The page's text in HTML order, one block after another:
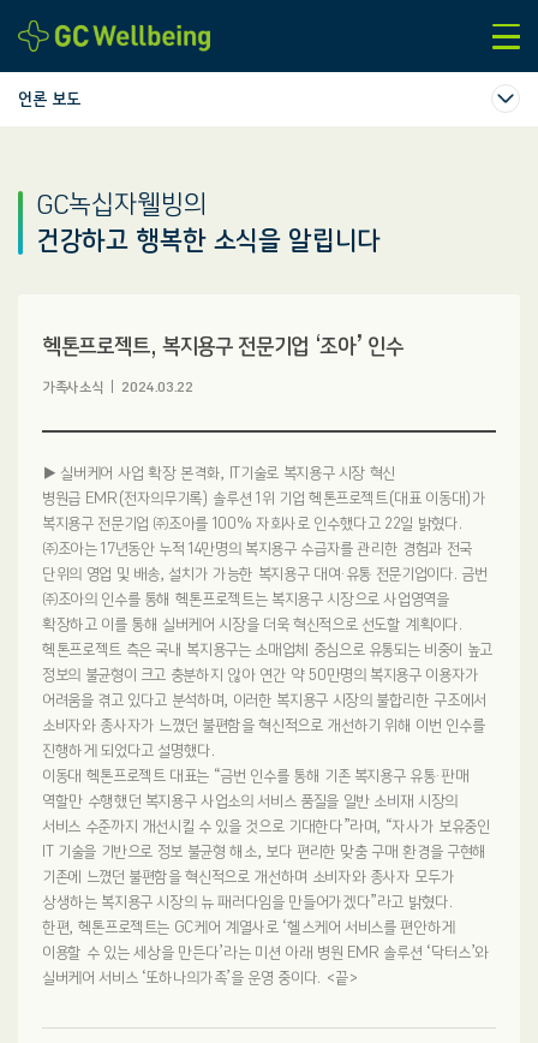
언론 보도
GC녹십자웰빙의
건강하고 행복한 소식을 알립니다
헥톤프로젝트, 복지용구 전문기업 ‘조아’ 인수
가족사소식 2024.03.22
▶ 실버케어 사업 확장 본격화, IT기술로 복지용구 시장 혁신
병원급 EMR(전자의무기록) 솔루션 1위 기업 헥톤프로젝트(대표 이동대)가
복지용구 전문기업 ㈜조아를 100% 자회사로 인수했다고 22일 밝혔다.
㈜조아는 17년동안 누적 14만명의 복지용구 수급자를 관리한 경험과 전국
단위의 영업 및 배송, 설치가 가능한 복지용구 대여·유통 전문기업이다. 금번
㈜조아의 인수를 통해 헥톤프로젝트는 복지용구 시장으로 사업영역을
확장하고 이를 통해 실버케어 시장을 더욱 혁신적으로 선도할 계획이다.
헥톤프로젝트 측은 국내 복지용구는 소매업체 중심으로 유통되는 비중이 높고
정보의 불균형이 크고 충분하지 않아 연간 약 50만명의 복지용구 이용자가
어려움을 겪고 있다고 분석하며, 이러한 복지용구 시장의 불합리한 구조에서
소비자와 종사자가 느꼈던 불편함을 혁신적으로 개선하기 위해 이번 인수를
진행하게 되었다고 설명했다.
이동대 헥톤프로젝트 대표는 “금번 인수를 통해 기존 복지용구 유통·판매
역할만 수행했던 복지용구 사업소의 서비스 품질을 일반 소비재 시장의
서비스 수준까지 개선시킬 수 있을 것으로 기대한다”라며, “자사가 보유중인
IT 기술을 기반으로 정보 불균형 해소, 보다 편리한 맞춤 구매 환경을 구현해
기존에 느꼈던 불편함을 혁신적으로 개선하며 소비자와 종사자 모두가
상생하는 복지용구 시장의 뉴 패러다임을 만들어가겠다”라고 밝혔다.
한편, 헥톤프로젝트는 GC케어 계열사로 ‘헬스케어 서비스를 편안하게
이용할 수 있는 세상을 만든다’라는 미션 아래 병원 EMR 솔루션 ‘닥터스’와
실버케어 서비스 ‘또하나의가족’을 운영 중이다. <끝>